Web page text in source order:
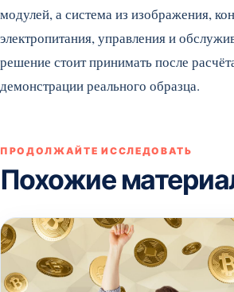
модулей, а система из изображения,
электропитания, управления и
решение стоит принимать после
демонстрации реального образца.
ПРОДОЛЖАЙТЕ ИССЛЕДОВАТЬ
Похожие